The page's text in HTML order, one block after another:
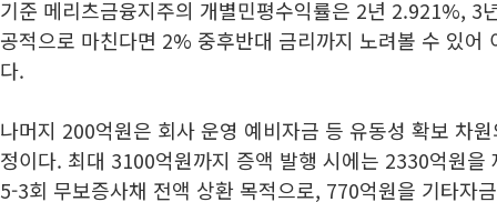
기준 메리츠금융지주의 개별민평수익률은 2년 2.921%, 3
공적으로 마친다면 2% 중후반대 금리까지 노려볼 수 있어
다.
나머지 200억원은 회사 운영 예비자금 등 유동성 확보 차
정이다. 최대 3100억원까지 증액 발행 시에는 2330억원
5-3회 무보증사채 전액 상환 목적으로, 770억원을 기타자